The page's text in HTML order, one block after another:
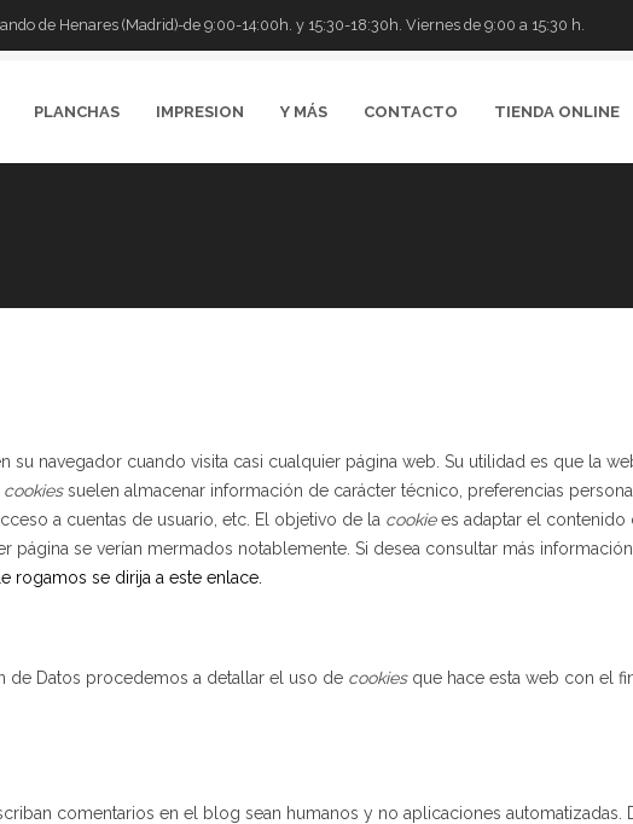
de Henares (Madrid)-de 9:00-14:00h. y 15:30-18:30h. Viernes de 9:00 a 15:30 h.
PLANCHAS IMPRESION Y MÁS CONTACTO TIENDA ONLINE
navegador cuando visita casi cualquier página web. Su utilidad es que la
cookiessuelen almacenar información de carácter técnico, preferencias
a cuentas de usuario, etc. El objetivo de la cookiees adaptar el contenido
se verían mermados notablemente. Si desea consultar más
le rogamos se dirija a este enlace.
de Datos procedemos a detallar el uso de cookiesque hace esta web con el
comentarios en el blog sean humanos y no aplicaciones automatizadas.